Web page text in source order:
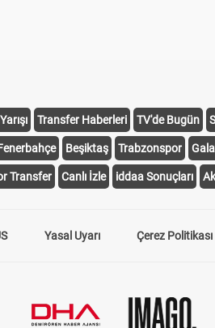
Transfer Haberleri TV'de Bugün
Beşiktaş Trabzonspor
Transfer Canlı İzle iddaa Sonuçları
Yasal Uyarı Çerez Politikası